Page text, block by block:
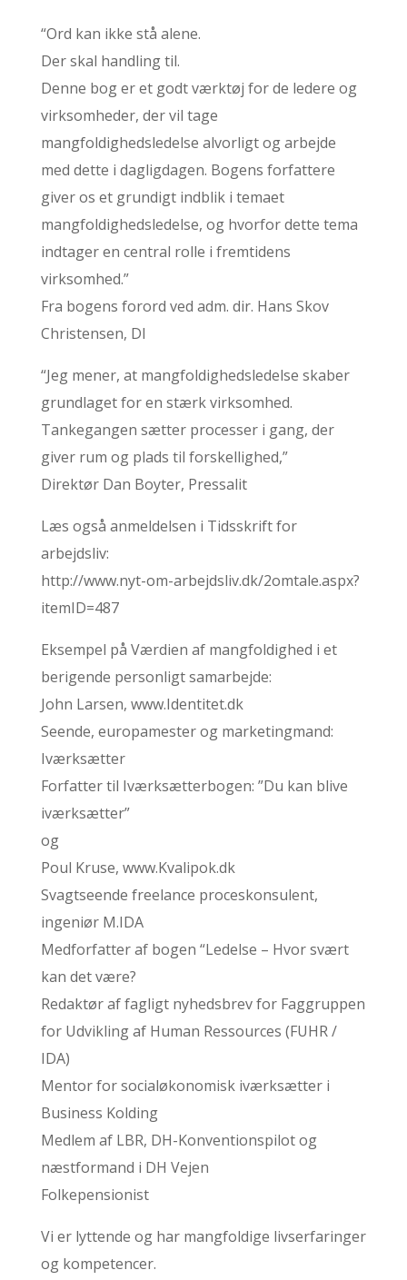
“Ord kan ikke stå alene.
Der skal handling til.
Denne bog er et godt værktøj for de ledere og
virksomheder, der vil tage
mangfoldighedsledelse alvorligt og arbejde
med dette i dagligdagen. Bogens forfattere
giver os et grundigt indblik i temaet
mangfoldighedsledelse, og hvorfor dette tema
indtager en central rolle i fremtidens
virksomhed.”
Fra bogens forord ved adm. dir. Hans Skov
Christensen, DI
“Jeg mener, at mangfoldighedsledelse skaber
grundlaget for en stærk virksomhed.
Tankegangen sætter processer i gang, der
giver rum og plads til forskellighed,”
Direktør Dan Boyter, Pressalit
Læs også anmeldelsen i Tidsskrift for
arbejdsliv:
http://www.nyt-om-arbejdsliv.dk/2omtale.aspx?
itemID=487
Eksempel på Værdien af mangfoldighed i et
berigende personligt samarbejde:
John Larsen, www.Identitet.dk
Seende, europamester og marketingmand:
Iværksætter
Forfatter til Iværksætterbogen: ”Du kan blive
iværksætter”
og
Poul Kruse, www.Kvalipok.dk
Svagtseende freelance proceskonsulent,
ingeniør M.IDA
Medforfatter af bogen “Ledelse – Hvor svært
kan det være?
Redaktør af fagligt nyhedsbrev for Faggruppen
for Udvikling af Human Ressources (FUHR /
IDA)
Mentor for socialøkonomisk iværksætter i
Business Kolding
Medlem af LBR, DH-Konventionspilot og
næstformand i DH Vejen
Folkepensionist
Vi er lyttende og har mangfoldige livserfaringer
og kompetencer.